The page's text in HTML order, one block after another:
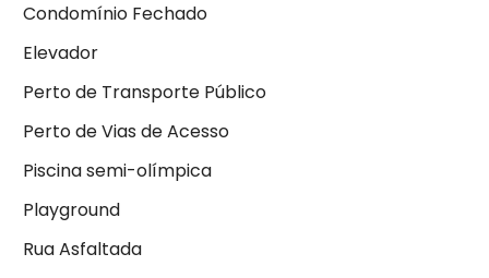
Condomínio Fechado
Elevador
Perto de Transporte Público
Perto de Vias de Acesso
Piscina semi-olímpica
Playground
Rua Asfaltada